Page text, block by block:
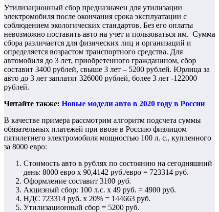
Утилизационный сбор предназначен для утилизации
электромобиля после окончания срока эксплуатации с
соблюдением экологических стандартов. Без его оплаты
невозможно поставить авто на учет и пользоваться им. Сумма
сбора различается для физических лиц и организаций и
определяется возрастом транспортного средства. Для
автомобиля до 3 лет, приобретенного гражданином, сбор
составит 3400 рублей, свыше 3 лет – 5200 рублей. Юрлица за
авто до 3 лет заплатят 326000 рублей, более 3 лет -122000
рублей.
Читайте также: Новые модели авто в 2020 году в России
В качестве примера рассмотрим алгоритм подсчета суммы
обязательных платежей при ввозе в Россию физлицом
пятилетнего электромобиля мощностью 100 л. с., купленного
за 8000 евро:
Стоимость авто в рублях по состоянию на сегодняшний
день: 8000 евро х 90,4142 руб./евро = 723314 руб.
Оформление составит 3100 руб.
Акцизный сбор: 100 л.с. х 49 руб. = 4900 руб.
НДС 723314 руб. х 20% = 144663 руб.
Утилизационный сбор = 5200 руб.